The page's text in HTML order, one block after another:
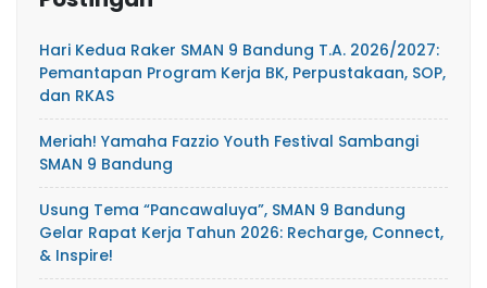
Hari Kedua Raker SMAN 9 Bandung T.A. 2026/2027:
Pemantapan Program Kerja BK, Perpustakaan, SOP,
dan RKAS
Meriah! Yamaha Fazzio Youth Festival Sambangi
SMAN 9 Bandung
Usung Tema “Pancawaluya”, SMAN 9 Bandung
Gelar Rapat Kerja Tahun 2026: Recharge, Connect,
& Inspire!